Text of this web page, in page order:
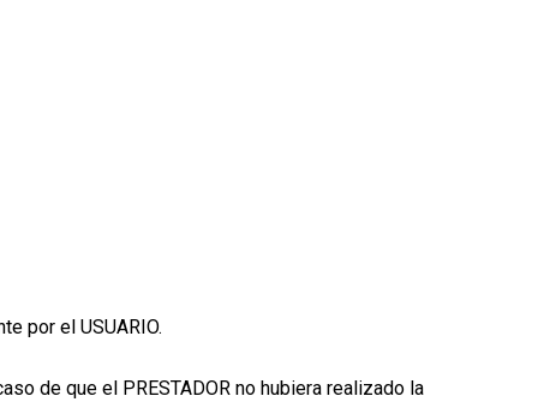
por el USUARIO.
de que el PRESTADOR no hubiera realizado la